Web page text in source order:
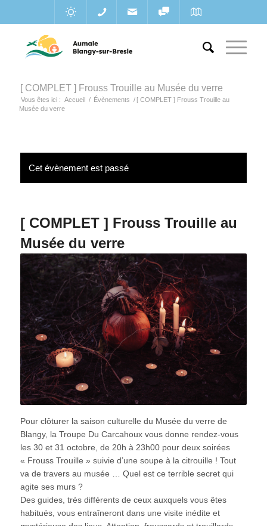
[ COMPLET ] Frouss Trouille au Musée du verre
Vous êtes ici : Accueil / Évènements / [ COMPLET ] Frouss Trouille au
Musée du verre
Cet évènement est passé
[ COMPLET ] Frouss Trouille au
Musée du verre
Pour clôturer la saison culturelle du Musée du verre de
Blangy, la Troupe Du Carcahoux vous donne rendez-vous
les 30 et 31 octobre, de 20h à 23h00 pour deux soirées
« Frouss Trouille » suivie d’une soupe à la citrouille ! Tout
va de travers au musée … Quel est ce terrible secret qui
agite ses murs ?
Des guides, très différents de ceux auxquels vous êtes
habitués, vous entraîneront dans une visite inédite et